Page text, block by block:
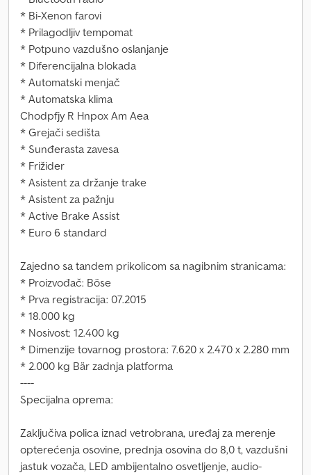
* Bi-Xenon farovi
* Prilagodljiv tempomat
* Potpuno vazdušno oslanjanje
* Diferencijalna blokada
* Automatski menjač
* Automatska klima
Chodpfjy R Hnpox Am Aea
* Grejači sedišta
* Sunđerasta zavesa
* Frižider
* Asistent za držanje trake
* Asistent za pažnju
* Active Brake Assist
* Euro 6 standard
Zajedno sa tandem prikolicom sa nagibnim stranicama:
* Proizvođač: Böse
* Prva registracija: 07.2015
* 18.000 kg
* Nosivost: 12.400 kg
* Dimenzije tovarnog prostora: 7.620 x 2.470 x 2.280 mm
* 2.000 kg Bär zadnja platforma
----
Specijalna oprema:
Zaključiva polica iznad vetrobrana, uređaj za merenje
opterećenja osovine, prednja osovina do 8,0 t, vazdušni
jastuk vozača, LED ambijentalno osvetljenje, audio-